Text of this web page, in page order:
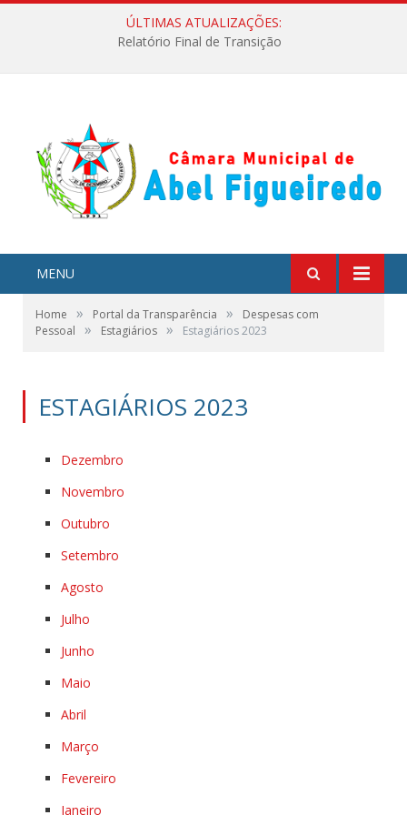
ÚLTIMAS ATUALIZAÇÕES:
Relatório Final de Transição
MENU
Home » Portal da Transparência »
Despesas com
Pessoal
» Estagiários » Estagiários 2023
ESTAGIÁRIOS 2023
Dezembro
Novembro
Outubro
Setembro
Agosto
Julho
Junho
Maio
Abril
Março
Fevereiro
Janeiro